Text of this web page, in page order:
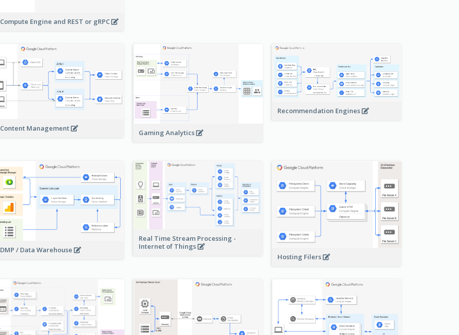
Compute Engine and REST or gRPC
Content Management
Gaming Analytics
Recommendation Engines
DMP / Data Warehouse
Real Time Stream Processing -
Internet of Things
Hosting Filers